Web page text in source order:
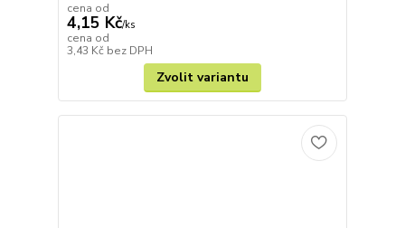
cena od
4,15 Kč/ks
cena od
3,43 Kč bez DPH
Zvolit variantu